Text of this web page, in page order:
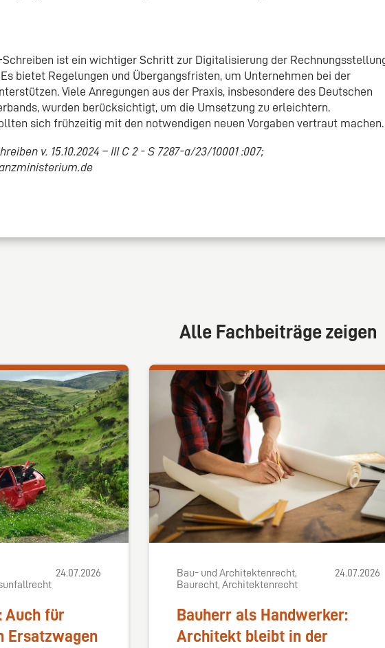
ist ein wichtiger Schritt zur Digitalisierung der
bietet Regelungen und Übergangsfristen, um Unternehmen bei der
Viele Anregungen aus der Praxis, insbesondere des Deutschen
wurden berücksichtigt, um die Umsetzung zu erleichtern.
sich frühzeitig mit den notwendigen neuen Vorgaben vertraut machen.
v. 15.10.2024 – III C 2 - S 7287-a/23/10001 :007;
Alle Fachbeiträge zeigen
24.07.2026
Auch für
Ersatzwagen
Bau- und Architektenrecht,
Baurecht, Architektenrecht
24.07.2026
Bauherr als Handwerker:
Architekt bleibt in der